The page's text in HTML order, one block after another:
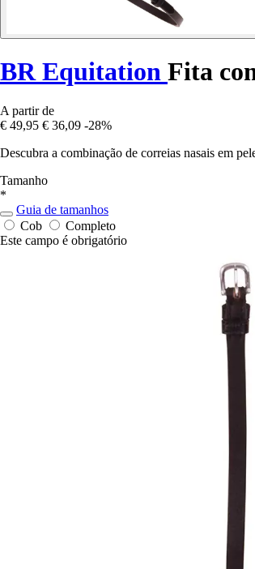
BR Equitation Fita
A partir de
€ 49,95 € 36,09 -28%
Descubra a combinação de correias nasais em
Tamanho
*
Guia de tamanhos
Cob
Completo
Este campo é obrigatório